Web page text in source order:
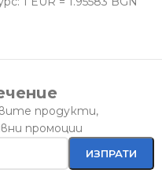
продукти,
промоции